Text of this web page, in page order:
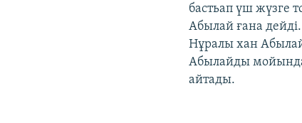
бастьап үш жүзге
Абылай ғана
Нұралы хан
Абылайды
айтады.